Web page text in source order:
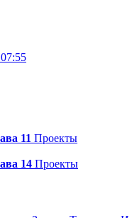
11 Проекты
14 Проекты